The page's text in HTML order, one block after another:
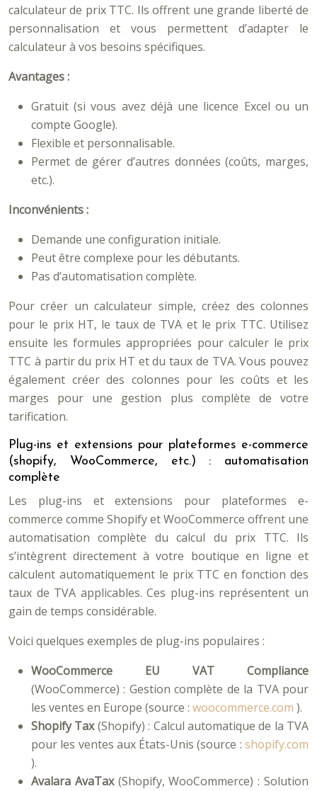
calculateur de prix TTC. Ils offrent une grande liberté de
personnalisation et vous permettent d’adapter le
calculateur à vos besoins spécifiques.
Avantages :
Gratuit (si vous avez déjà une licence Excel ou un
compte Google).
Flexible et personnalisable.
Permet de gérer d’autres données (coûts, marges,
etc.).
Inconvénients :
Demande une configuration initiale.
Peut être complexe pour les débutants.
Pas d’automatisation complète.
Pour créer un calculateur simple, créez des colonnes
pour le prix HT, le taux de TVA et le prix TTC. Utilisez
ensuite les formules appropriées pour calculer le prix
TTC à partir du prix HT et du taux de TVA. Vous pouvez
également créer des colonnes pour les coûts et les
marges pour une gestion plus complète de votre
tarification.
Plug-ins et extensions pour plateformes e-commerce
(shopify, WooCommerce, etc.) : automatisation
complète
Les plug-ins et extensions pour plateformes e-
commerce comme Shopify et WooCommerce offrent une
automatisation complète du calcul du prix TTC. Ils
s’intègrent directement à votre boutique en ligne et
calculent automatiquement le prix TTC en fonction des
taux de TVA applicables. Ces plug-ins représentent un
gain de temps considérable.
Voici quelques exemples de plug-ins populaires :
WooCommerce EU VAT Compliance
(WooCommerce) : Gestion complète de la TVA pour
les ventes en Europe (source : woocommerce.com ).
Shopify Tax(Shopify) : Calcul automatique de la TVA
pour les ventes aux États-Unis (source : shopify.com
).
Avalara AvaTax (Shopify, WooCommerce) : Solution